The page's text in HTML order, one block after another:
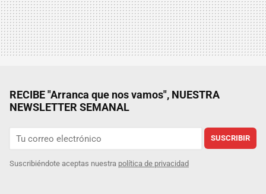
RECIBE "Arranca que nos vamos", NUESTRA
NEWSLETTER SEMANAL
SUSCRIBIR
Suscribiéndote aceptas nuestra política de privacidad